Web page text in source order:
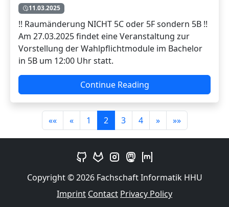
11.03.2025
!! Raumänderung NICHT 5C oder 5F sondern 5B !!
Am 27.03.2025 findet eine Veranstaltung zur
Vorstellung der Wahlpflichtmodule im Bachelor
in 5B um 12:00 Uhr statt.
Continue Reading
«« « 1 2 3 4 » »»
Copyright © 2026 Fachschaft Informatik HHU
Imprint Contact Privacy Policy